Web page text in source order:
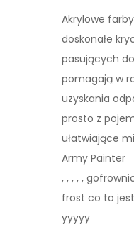
Akrylowe
doskonałe
pasujących
pomagają w
uzyskania
prosto z
ułatwiające
Army Painter
, , , , ,
frost co to jest
yyyyy